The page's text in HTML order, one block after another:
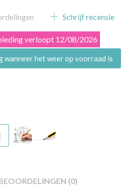
Schrijf recensie
verloopt 12/08/2026
wanneer het weer op voorraad is
(0)